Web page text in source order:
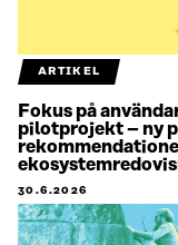
ARTIKEL
Fokus på
pilotprojekt – ny
30.6.2026